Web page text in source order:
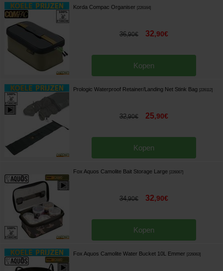
Korda Compac Organiser [226164]
36,90€ 32,90€
Kopen
Prologic Waterproof Retainer/Landing Net Stink Bag [226112]
32,90€ 25,90€
Kopen
Fox Aquos Camolite Bait Storage Large [226067]
34,90€ 32,90€
Kopen
Fox Aquos Camolite Water Bucket 10L Emmer [226063]